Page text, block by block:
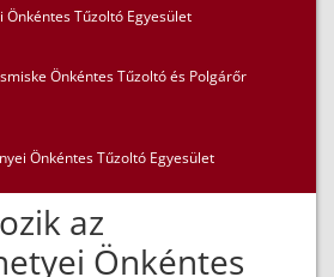
Önkéntes Tűzoltó Egyesület
Önkéntes Tűzoltó és Polgárőr
Önkéntes Tűzoltó Egyesület
az
Önkéntes